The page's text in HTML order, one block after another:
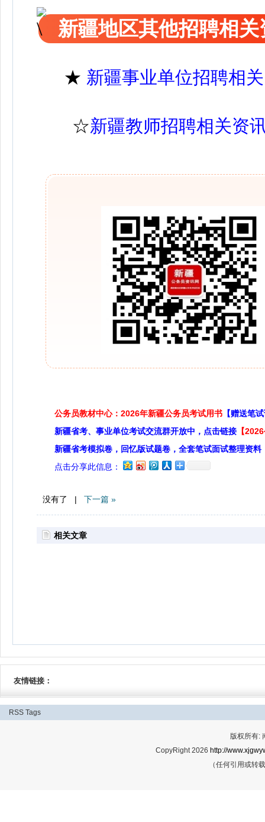
新疆地区其他招聘相
★ 新疆事业单位招聘相
☆新疆教师招聘相关资
公务员教材中心：2026年新疆公务员考试用书 【赠送笔
新疆省考、事业单位考试交流群开放中，点击链接 【
新疆省考模拟卷，回忆版试题卷，全套笔试面试整理资料
点击分享此信息：
没有了 | 下一篇 »
相关文章
友情链接：
RSS Tags
版权所有:
CopyRight 2026 http://
（任何引用或转